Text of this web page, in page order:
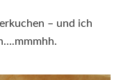
– und ich